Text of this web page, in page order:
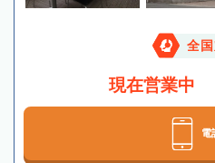
全
現在営業中
電